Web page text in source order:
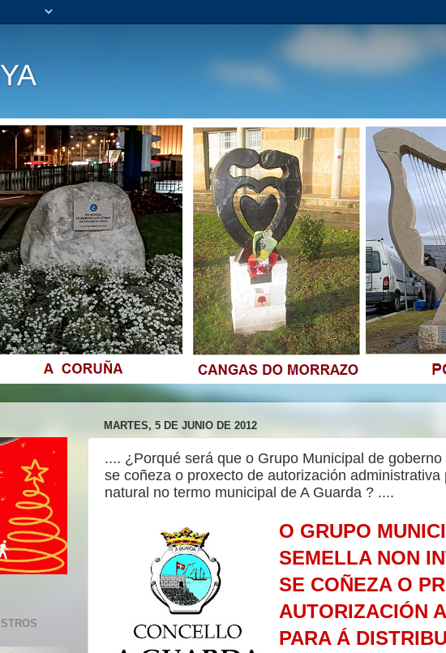
MARTES, 5 DE JUNIO DE 2012
.... ¿Porqué será que o Grupo Municipal de
se coñeza o proxecto de autorización
natural no termo municipal de A Guarda ? ....
O GRUPO
SEMELLA NON
SE COÑEZA O
AUTORIZACIÓN
PARA Á